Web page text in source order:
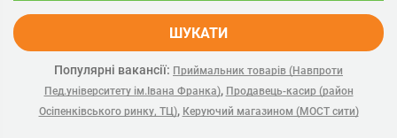
ШУКАТИ
Популярні вакансії: Приймальник товарів (Навпроти
Пед.університету ім.Івана Франка), Продавець-касир (район
Осіпенківського ринку, ТЦ), Керуючий магазином (МОСТ сити)